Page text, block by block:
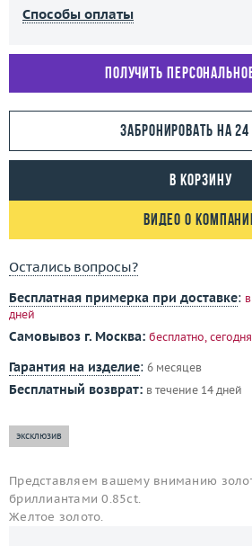
Способы оплаты
Получить
Забронировать на 24
В корзину
Видео о
Остались вопросы?
Бесплатная примерка при доставке:
дней
Самовывоз г. Москва: бесплатно, сегодня
Гарантия на изделие: 6 месяцев
Бесплатный возврат: в течение 14 дней
эксклюзив
Представляем вашему вниманию
бриллиантами 0.85ct.
Желтое золото.